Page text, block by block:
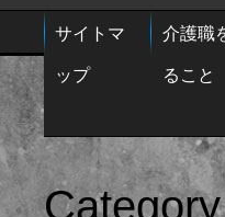
サイトマ
ップ
介護職
ること